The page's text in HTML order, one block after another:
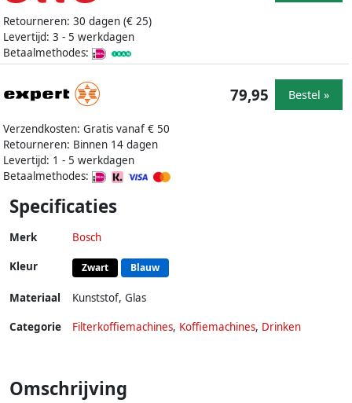
Retourneren: 30 dagen (€ 25)
Levertijd: 3 - 5 werkdagen
Betaalmethodes:
Verzendkosten: Gratis vanaf € 50
Retourneren: Binnen 14 dagen
Levertijd: 1 - 5 werkdagen
Betaalmethodes:
79,95 Bestel »
Specificaties
Merk Bosch
Kleur Zwart Blauw
Materiaal Kunststof, Glas
Categorie Filterkoffiemachines, Koffiemachines, Drinken
Omschrijving